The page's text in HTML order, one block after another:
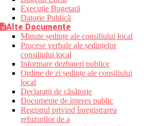
Execuție Bugetară
Datorie Publică
Alte Documente
Minute ședințe ale consiliului local
Procese verbale ale ședințelor
consiliului local
Informare dezbateri publice
Ordine de zi ședințe ale consiliului
local
Declarații de căsătorie
Documente de interes public
Registrul privind înregistrarea
refuzurilor de a